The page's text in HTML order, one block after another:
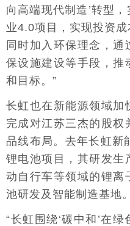
向高端现代制造’转型
业4.0项目，实现投资成
同时加入环保理念，
保设施建设等手段，推
和目标。”
长虹也在新能源领域加
完成对江苏三杰的股权
品线布局。去年长虹新
锂电池项目，其研发生
动自行车等领域的锂离
池研发及智能制造基地。
“长虹围绕‘碳中和’在